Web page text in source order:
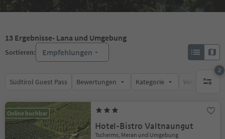
13 Ergebnisse- Lana und Umgebung
Sortieren: Empfehlungen
Südtirol Guest Pass Bewertungen Kategorie
2
aktive
Online buchbar
Hotel-Bistro Valtnaungut
Tscherms, Meran und Umgebung